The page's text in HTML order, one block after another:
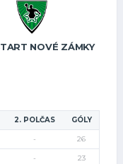
NOVÉ ZÁMKY
2. POLČAS GÓLY
- 26
- 23